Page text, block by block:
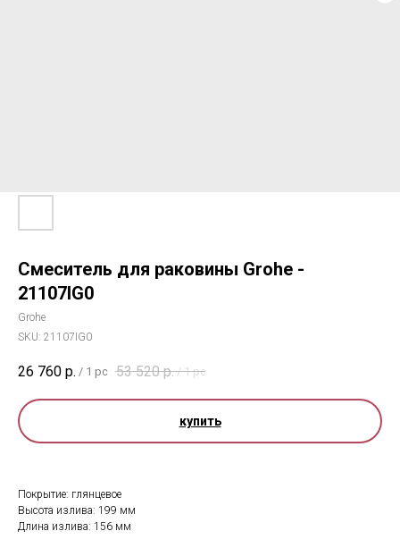
Смеситель для раковины Grohe -
21107IG0
Grohe
SKU: 21107IG0
26 760 р. / 1 pc 53 520 р. / 1 pc
купить
Покрытие: глянцевое
Высота излива: 199 мм
Длина излива: 156 мм